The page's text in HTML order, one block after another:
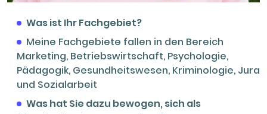
Was ist Ihr Fachgebiet?
Meine Fachgebiete fallen in den Bereich
Marketing, Betriebswirtschaft, Psychologie,
Pädagogik, Gesundheitswesen, Kriminologie, Jura
und Sozialarbeit
Was hat Sie dazu bewogen, sich als